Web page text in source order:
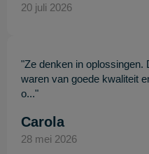
20 juli 2026
"Ze denken in oplossingen.
waren van goede kwaliteit
o..."
Carola
28 mei 2026